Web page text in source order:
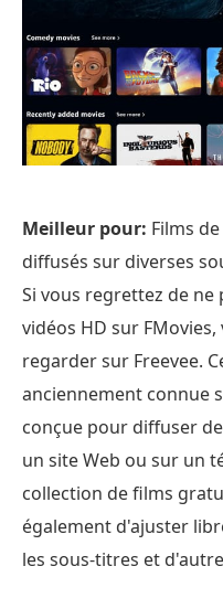
Meilleur pour: Films
diffusés sur diverses
Si vous regrettez de
vidéos HD sur
regarder sur Freevee.
anciennement connue
conçue pour diffuser
un site Web ou sur un
collection de films
également d'ajuster
les sous-titres et